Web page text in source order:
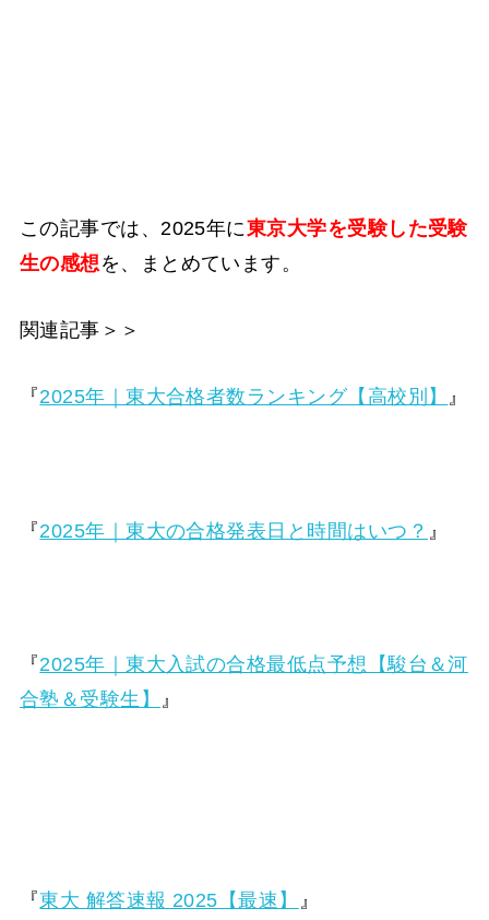
この記事では、2025年に東京大学を受験した受験
生の感想を、まとめています。
関連記事＞＞
『2025年｜東大合格者数ランキング【高校別】 』
『2025年｜東大の合格発表日と時間はいつ？ 』
『2025年｜東大入試の合格最低点予想【駿台＆河
合塾＆受験生】 』
『東大 解答速報 2025【最速】 』